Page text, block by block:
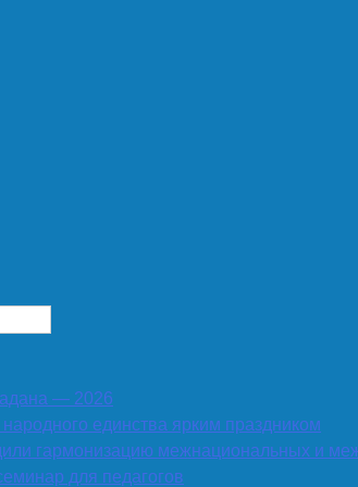
— 2026
единства ярким праздником
гармонизацию межнациональных и
для педагогов